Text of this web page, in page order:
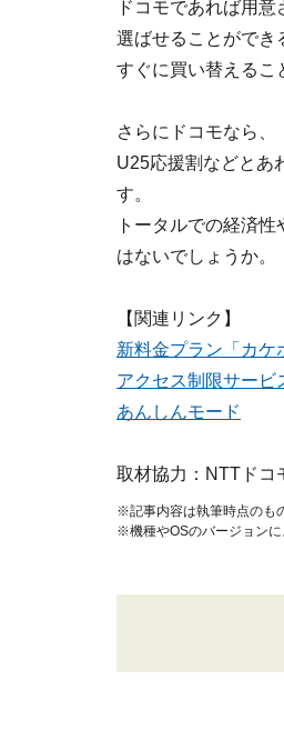
ドコモであれば用
選ばせることができ
すぐに買い替えるこ
さらにドコモなら
U25応援割などとあ
す。
トータルでの経済
はないでしょうか。
【関連リンク】
新料金プラン「カケ
アクセス制限サービ
あんしんモード
取材協力：NTTドコ
※記事内容は執筆時点のも
※機種やOSのバージョンに